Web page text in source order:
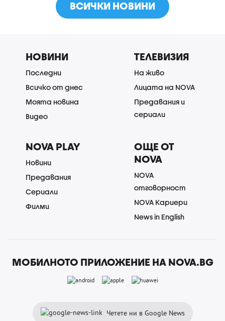
ВСИЧКИ НОВИНИ
НОВИНИ
Последни
Всичко от днес
Моята новина
Видео
ТЕЛЕВИЗИЯ
На живо
Лицата на NOVA
Предавания и
сериали
NOVA PLAY
Новини
Предавания
Сериали
Филми
ОЩЕ ОТ
NOVA
NOVA
отговорност
NOVA Кариери
News in English
МОБИЛНОТО ПРИЛОЖЕНИЕ НА NOVA.BG
Четете ни в Google News